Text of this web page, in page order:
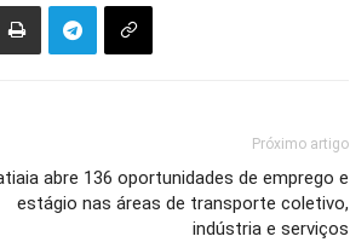
Próximo artigo
abre 136 oportunidades de emprego e
estágio nas áreas de transporte coletivo,
indústria e serviços